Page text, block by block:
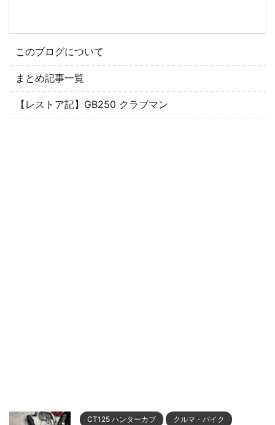
このブログについて
まとめ記事一覧
【レストア記】GB250 クラブマン
CT125 ハンターカブ クルマ・バイク